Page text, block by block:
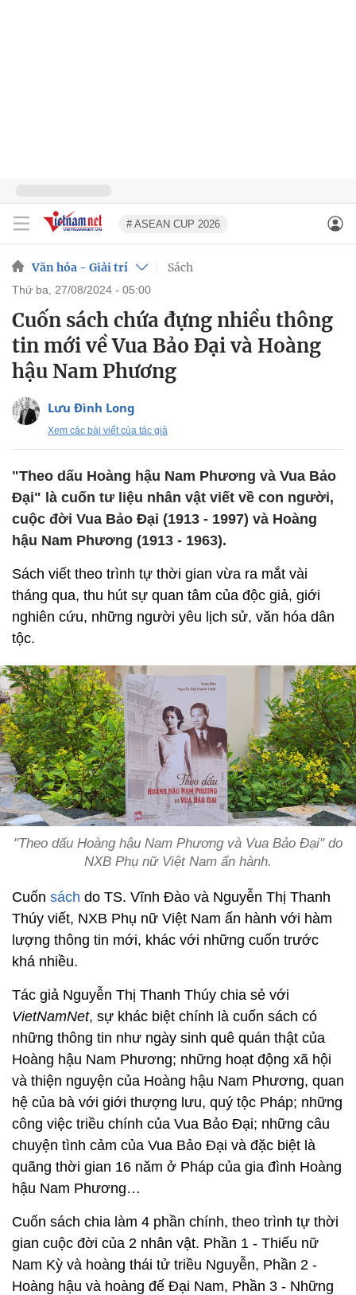
# ASEAN CUP 2026
Văn hóa - Giải trí Sách
thứ ba, 27/08/2024 - 05:00
Cuốn sách chứa đựng nhiều thông
tin mới về Vua Bảo Đại và Hoàng
hậu Nam Phương
Lưu Đình Long
Xem các bài viết của tác giả
"Theo dấu Hoàng hậu Nam Phương và Vua Bảo
Đại" là cuốn tư liệu nhân vật viết về con người,
cuộc đời Vua Bảo Đại (1913 - 1997) và Hoàng
hậu Nam Phương (1913 - 1963).
Sách viết theo trình tự thời gian vừa ra mắt vài
tháng qua, thu hút sự quan tâm của độc giả, giới
nghiên cứu, những người yêu lịch sử, văn hóa dân
tộc.
"Theo dấu Hoàng hậu Nam Phương và Vua Bảo Đại" do
NXB Phụ nữ Việt Nam ấn hành.
Cuốn sách do TS. Vĩnh Đào và Nguyễn Thị Thanh
Thúy viết, NXB Phụ nữ Việt Nam ấn hành với hàm
lượng thông tin mới, khác với những cuốn trước
khá nhiều.
Tác giả Nguyễn Thị Thanh Thúy chia sẻ với
VietNamNet, sự khác biệt chính là cuốn sách có
những thông tin như ngày sinh quê quán thật của
Hoàng hậu Nam Phương; những hoạt động xã hội
và thiện nguyện của Hoàng hậu Nam Phương, quan
hệ của bà với giới thượng lưu, quý tộc Pháp; những
công việc triều chính của Vua Bảo Đại; những câu
chuyện tình cảm của Vua Bảo Đại và đặc biệt là
quãng thời gian 16 năm ở Pháp của gia đình Hoàng
hậu Nam Phương…
Cuốn sách chia làm 4 phần chính, theo trình tự thời
gian cuộc đời của 2 nhân vật. Phần 1 - Thiếu nữ
Nam Kỳ và hoàng thái tử triều Nguyễn, Phần 2 -
Hoàng hậu và hoàng đế Đại Nam, Phần 3 - Những